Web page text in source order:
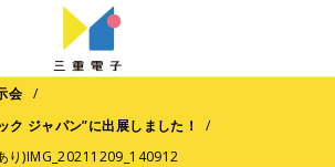
会 /
ク ジャパン”に出展しました！
/
り)IMG_20211209_140912